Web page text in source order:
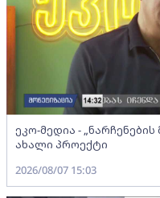
ეკო-მედია -
ახალი პროექტი
2026/08/07 15:03